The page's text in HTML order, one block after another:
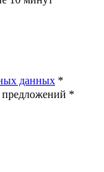
данных *
предложений *